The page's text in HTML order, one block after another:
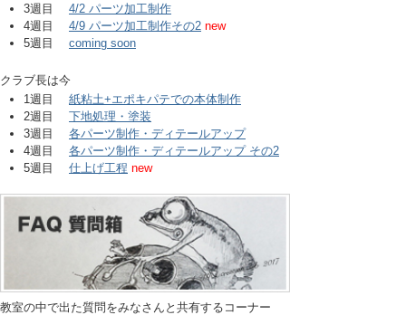
3週目
4/2 パーツ加工制作
4週目
4/9 パーツ加工制作その2 new
5週目
coming soon
クラブ長は今
1週目
紙粘土+エポキパテでの本体制作
2週目
下地処理・塗装
3週目
各パーツ制作・ディテールアップ
4週目
各パーツ制作・ディテールアップ その2
5週目
仕上げ工程 new
教室の中で出た質問をみなさんと共有するコーナー